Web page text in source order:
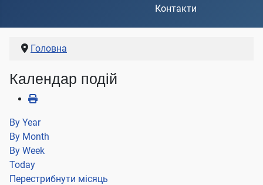
Контакти
Головна
Календар подій
By Year
By Month
By Week
Today
Перестрибнути місяць